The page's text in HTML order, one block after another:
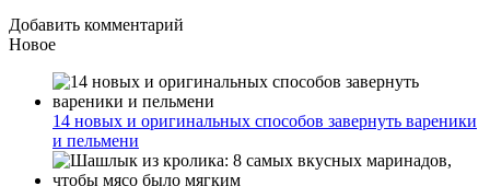
Добавить комментарий
Новое
14 новых и оригинальных способов завернуть вареники
и пельмени